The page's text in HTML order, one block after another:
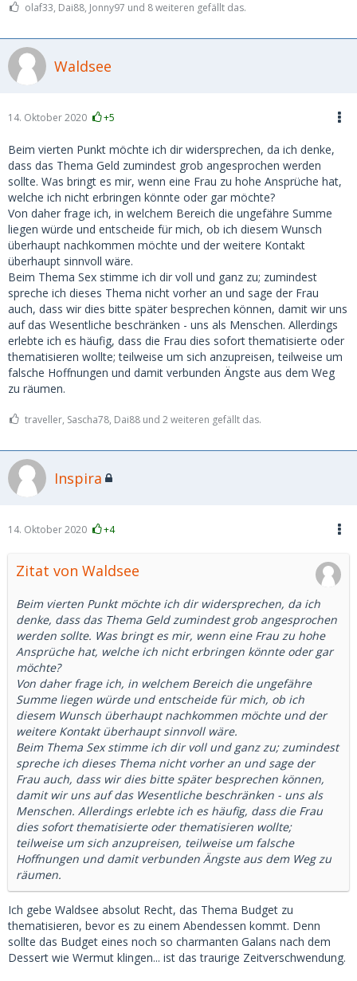
olaf33, Dai88, Jonny97 und 8 weiteren gefällt das.
Waldsee
14. Oktober 2020 +5
Beim vierten Punkt möchte ich dir widersprechen, da ich denke,
dass das Thema Geld zumindest grob angesprochen werden
sollte. Was bringt es mir, wenn eine Frau zu hohe Ansprüche hat,
welche ich nicht erbringen könnte oder gar möchte?
Von daher frage ich, in welchem Bereich die ungefähre Summe
liegen würde und entscheide für mich, ob ich diesem Wunsch
überhaupt nachkommen möchte und der weitere Kontakt
überhaupt sinnvoll wäre.
Beim Thema Sex stimme ich dir voll und ganz zu; zumindest
spreche ich dieses Thema nicht vorher an und sage der Frau
auch, dass wir dies bitte später besprechen können, damit wir uns
auf das Wesentliche beschränken - uns als Menschen. Allerdings
erlebte ich es häufig, dass die Frau dies sofort thematisierte oder
thematisieren wollte; teilweise um sich anzupreisen, teilweise um
falsche Hoffnungen und damit verbunden Ängste aus dem Weg
zu räumen.
traveller, Sascha78, Dai88 und 2 weiteren gefällt das.
Inspira
14. Oktober 2020 +4
Zitat von Waldsee
Beim vierten Punkt möchte ich dir widersprechen, da ich
denke, dass das Thema Geld zumindest grob angesprochen
werden sollte. Was bringt es mir, wenn eine Frau zu hohe
Ansprüche hat, welche ich nicht erbringen könnte oder gar
möchte?
Von daher frage ich, in welchem Bereich die ungefähre
Summe liegen würde und entscheide für mich, ob ich
diesem Wunsch überhaupt nachkommen möchte und der
weitere Kontakt überhaupt sinnvoll wäre.
Beim Thema Sex stimme ich dir voll und ganz zu; zumindest
spreche ich dieses Thema nicht vorher an und sage der
Frau auch, dass wir dies bitte später besprechen können,
damit wir uns auf das Wesentliche beschränken - uns als
Menschen. Allerdings erlebte ich es häufig, dass die Frau
dies sofort thematisierte oder thematisieren wollte;
teilweise um sich anzupreisen, teilweise um falsche
Hoffnungen und damit verbunden Ängste aus dem Weg zu
räumen.
Ich gebe Waldsee absolut Recht, das Thema Budget zu
thematisieren, bevor es zu einem Abendessen kommt. Denn
sollte das Budget eines noch so charmanten Galans nach dem
Dessert wie Wermut klingen... ist das traurige Zeitverschwendung.